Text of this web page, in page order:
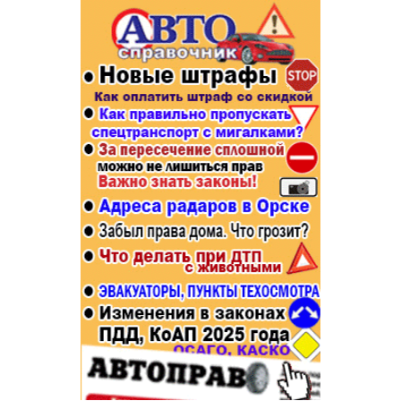
Афиша
Строительство и ремонт
Авто и мото
Рестораны, кафе, бары
Спорт Фитнес
Недвижимость
Красота Косметология
Телекоммуникации и связь
Торговля
Бизнес и финансы
Юристы, Экспертиза, Страхование
Ремонт
Социальные организации
Это интересно
Администрация
Популярное →
Строительство и ремонт